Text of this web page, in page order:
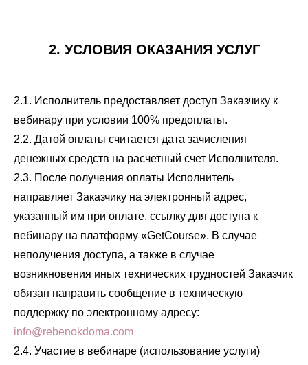
2. УСЛОВИЯ ОКАЗАНИЯ УСЛУГ
2.1. Исполнитель предоставляет доступ Заказчику к
вебинару при условии 100% предоплаты.
2.2. Датой оплаты считается дата зачисления
денежных средств на расчетный счет Исполнителя.
2.3. После получения оплаты Исполнитель
направляет Заказчику на электронный адрес,
указанный им при оплате, ссылку для доступа к
вебинару на платформу «GetCourse». В случае
неполучения доступа, а также в случае
возникновения иных технических трудностей Заказчик
обязан направить сообщение в техническую
поддержку по электронному адресу:
info@rebenokdoma.com
2.4. Участие в вебинаре (использование услуги)